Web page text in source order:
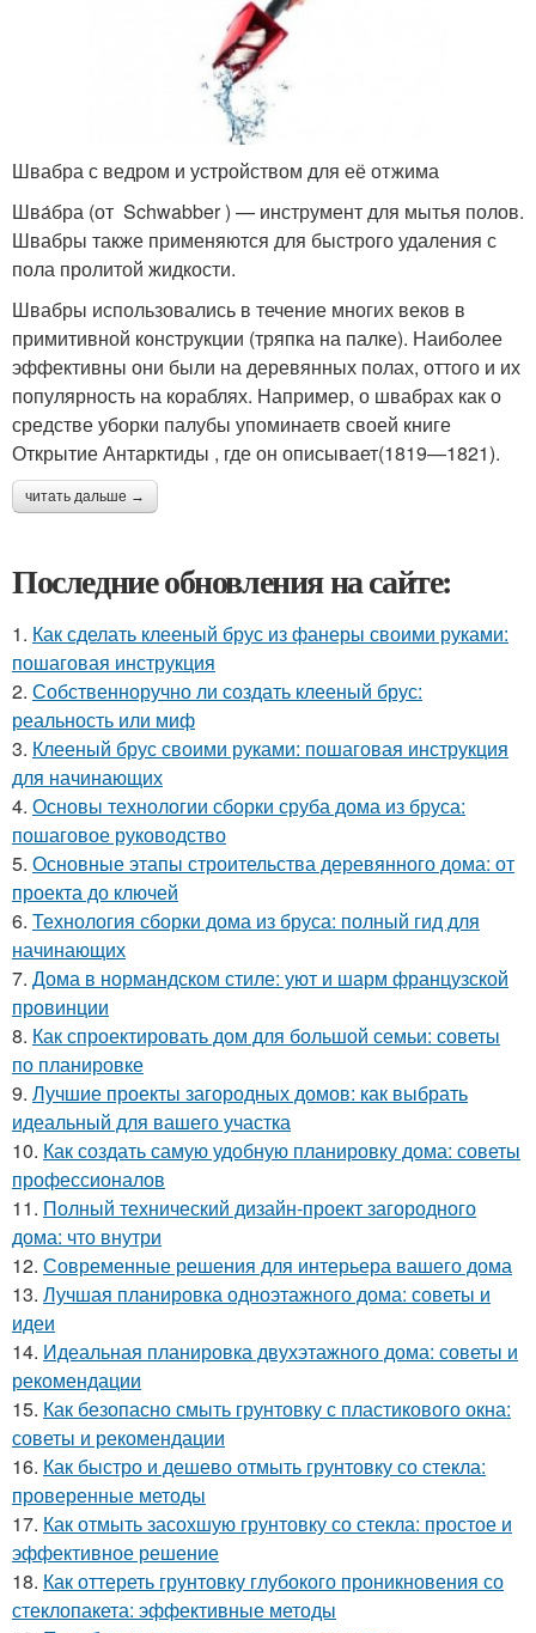
Швабра с ведром и устройством для её отжима
Шва́бра (от Schwabber ) — инструмент для мытья полов.
Швабры также применяются для быстрого удаления с
пола пролитой жидкости.
Швабры использовались в течение многих веков в
примитивной конструкции (тряпка на палке). Наиболее
эффективны они были на деревянных полах, оттого и их
популярность на кораблях. Например, о швабрах как о
средстве уборки палубы упоминаетв своей книге
Открытие Антарктиды , где он описывает(1819—1821).
читать дальше →
Последние обновления на сайте:
1. Как сделать клееный брус из фанеры своими руками:
пошаговая инструкция
2. Собственноручно ли создать клееный брус:
реальность или миф
3. Клееный брус своими руками: пошаговая инструкция
для начинающих
4. Основы технологии сборки сруба дома из бруса:
пошаговое руководство
5. Основные этапы строительства деревянного дома: от
проекта до ключей
6. Технология сборки дома из бруса: полный гид для
начинающих
7. Дома в нормандском стиле: уют и шарм французской
провинции
8. Как спроектировать дом для большой семьи: советы
по планировке
9. Лучшие проекты загородных домов: как выбрать
идеальный для вашего участка
10. Как создать самую удобную планировку дома: советы
профессионалов
11. Полный технический дизайн-проект загородного
дома: что внутри
12. Современные решения для интерьера вашего дома
13. Лучшая планировка одноэтажного дома: советы и
идеи
14. Идеальная планировка двухэтажного дома: советы и
рекомендации
15. Как безопасно смыть грунтовку с пластикового окна:
советы и рекомендации
16. Как быстро и дешево отмыть грунтовку со стекла:
проверенные методы
17. Как отмыть засохшую грунтовку со стекла: простое и
эффективное решение
18. Как оттереть грунтовку глубокого проникновения со
стеклопакета: эффективные методы